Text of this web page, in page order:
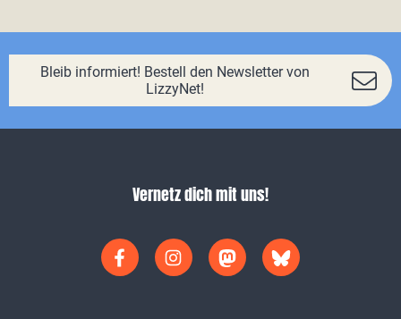
Bleib informiert! Bestell den Newsletter von
LizzyNet!
Vernetz dich mit uns!